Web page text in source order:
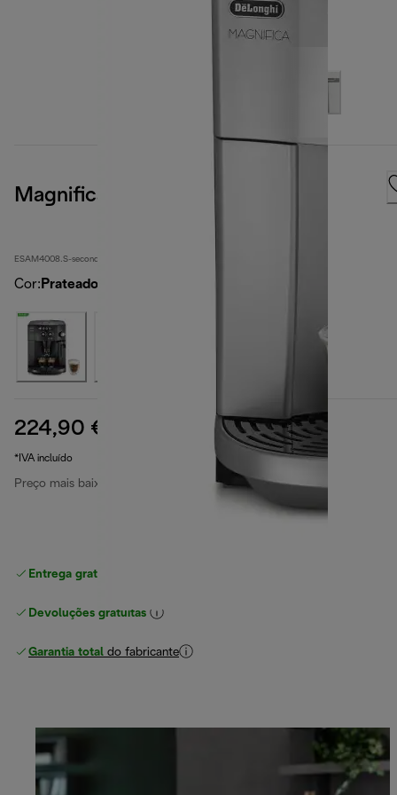
Magnifica
ESAM4008.S-second
Cor: Prateado
224,90 € preço original 339,90 €
*IVA incluído
Preço mais baixo nos últimos 30 dias 224,90 €
Entrega gratuita padrão
Devoluções gratuitas
Garantia total do fabricante